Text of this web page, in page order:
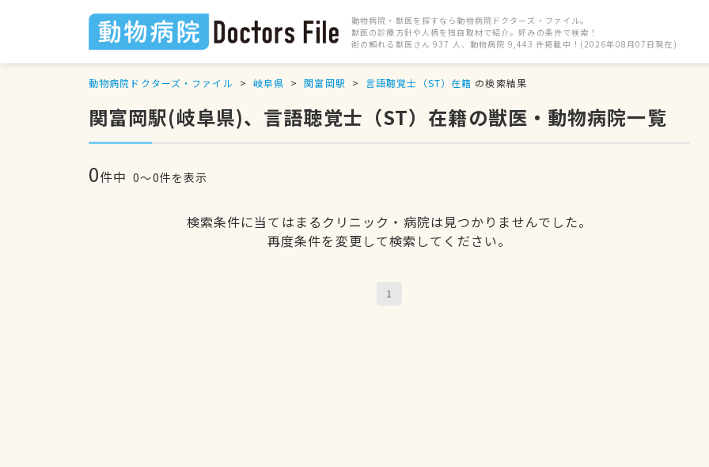
動物病院・獣医を探すなら動物病院ドクターズ・ファイル。
獣医の診療方針や人柄を独自取材で紹介。好みの条件で検索！
街の頼れる獣医さん 937 人、動物病院 9,443 件掲載中！(2026年08月07日現在)
動物病院ドクターズ・ファイル 岐阜県 関富岡駅 言語聴覚士（ST）在籍 の検索結果
関富岡駅(岐阜県)、言語聴覚士（ST）在籍の獣医・動物病院一覧
0件中 0〜0件を表示
検索条件に当てはまるクリニック・病院は見つかりませんでした。
再度条件を変更して検索してください。
1